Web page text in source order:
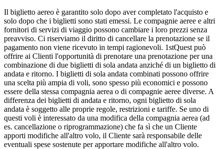
Il biglietto aereo è garantito solo dopo aver completato l'acquisto e
solo dopo che i biglietti sono stati emessi. Le compagnie aeree e altri
fornitori di servizi di viaggio possono cambiare i loro prezzi senza
preavviso. Ci riserviamo il diritto di cancellare la prenotazione se il
pagamento non viene ricevuto in tempi ragionevoli. 1stQuest può
offrire ai Clienti l'opportunità di prenotare una prenotazione per una
combinazione di due biglietti di sola andata anziché di un biglietto di
andata e ritorno. I biglietti di sola andata combinati possono offrire
una scelta più ampia di voli, sono spesso più economici e possono
essere della stessa compagnia aerea o di compagnie aeree diverse. A
differenza dei biglietti di andata e ritorno, ogni biglietto di sola
andata è soggetto alle proprie regole, restrizioni e tariffe. Se uno di
questi voli è interessato da una modifica della compagnia aerea (ad
es. cancellazione o riprogrammazione) che fa sì che un Cliente
apporti modifiche all'altro volo, il Cliente sarà responsabile delle
eventuali spese sostenute per apportare modifiche all'altro volo.